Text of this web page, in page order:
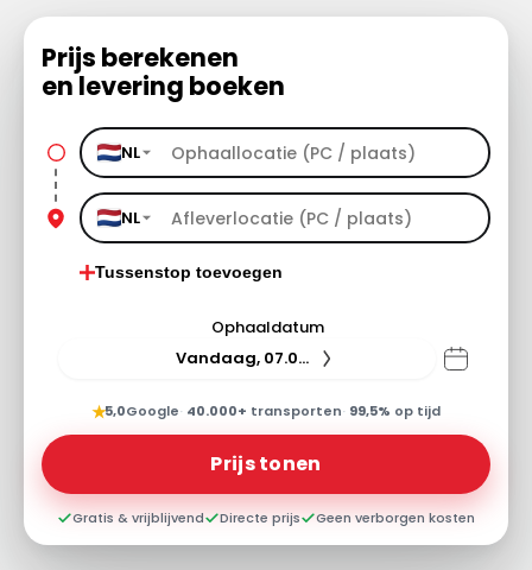
Prijs berekenen
en levering boeken
NL
NL
Tussenstop toevoegen
Ophaaldatum
Vandaag, 07.08.26
★5,0Google· 40.000+ transporten· 99,5% op tijd
Prijs tonen
Gratis & vrijblijvend Directe prijs Geen verborgen kosten